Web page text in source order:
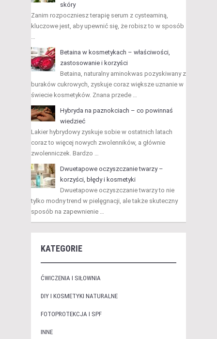
skóry
Zanim rozpoczniesz terapię serum z cysteaminą,
kluczowe jest, aby upewnić się, że robisz to w sposób
Betaina w kosmetykach – właściwości,
zastosowanie i korzyści
Betaina, naturalny aminokwas pozyskiwany z
buraków cukrowych, zyskuje coraz większe uznanie w
świecie kosmetyków. Znana przede …
Hybryda na paznokciach – co powinnaś
wiedzieć
Lakier hybrydowy zyskuje sobie w ostatnich latach
coraz to więcej nowych zwolenników, a głównie
zwolenniczek. Bardzo …
Dwuetapowe oczyszczanie twarzy –
korzyści, błędy i kosmetyki
Dwuetapowe oczyszczanie twarzy to nie
tylko modny trend w pielęgnacji, ale także skuteczny
sposób na zapewnienie …
KATEGORIE
ĆWICZENIA I SIŁOWNIA
DIY I KOSMETYKI NATURALNE
FOTOPROTEKCJA I SPF
INNE